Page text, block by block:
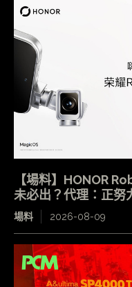
【場料】HONOR
未必出？代理：正努
場料 2026-08-09